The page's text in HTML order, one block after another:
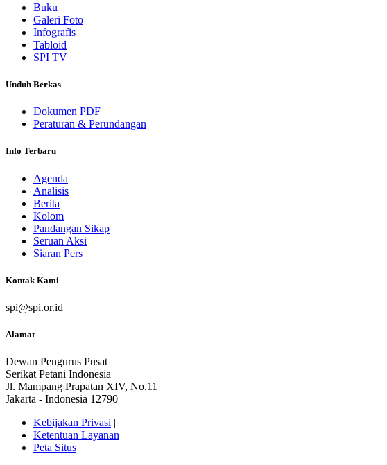
Buku
Galeri Foto
Infografis
Tabloid
SPI TV
Unduh Berkas
Dokumen PDF
Peraturan & Perundangan
Info Terbaru
Agenda
Analisis
Berita
Kolom
Pandangan Sikap
Seruan Aksi
Siaran Pers
Kontak Kami
spi@spi.or.id
Alamat
Dewan Pengurus Pusat
Serikat Petani Indonesia
Jl. Mampang Prapatan XIV, No.11
Jakarta - Indonesia 12790
Kebijakan Privasi |
Ketentuan Layanan |
Peta Situs